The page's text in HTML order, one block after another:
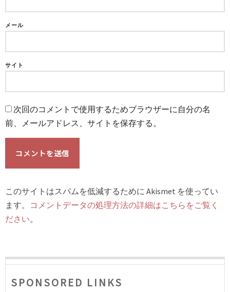
メール
サイト
次回のコメントで使用するためブラウザーに自分の名
前、メールアドレス、サイトを保存する。
このサイトはスパムを低減するために Akismet を使ってい
ます。 コメントデータの処理方法の詳細はこちらをご覧く
ださい。
SPONSORED LINKS